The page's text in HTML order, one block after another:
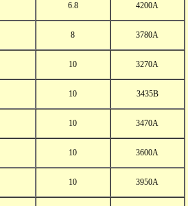
6.8 4200A
8 3780A
10 3270A
10 3435B
10 3470A
10 3600A
10 3950A